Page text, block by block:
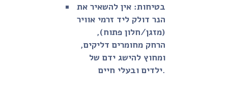
בטיחות:אין להשאיר את
הנר דולק ליד זרמי אוויר
(מזגן/חלון פתוח),
הרחק מחומרים דליקים,
ומחוץ להישג ידם של